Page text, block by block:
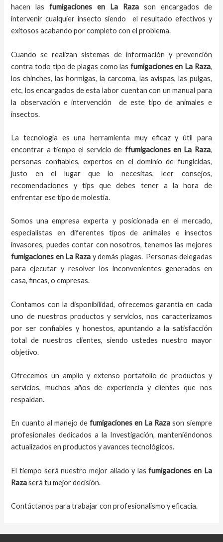
hacen las
fumigaciones en La Razason encargados de
intervenir cualquier insecto siendo el resultado efectivos y
exitosos acabando por completo con el problema.
Cuando se realizan sistemas de información y prevención
contra todo tipo de plagas como las fumigacionesen La Raza,
los chinches, las hormigas, la carcoma, las avispas, las pulgas,
etc, los encargados de esta labor cuentan con un manual para
la observación e intervención de este tipo de animales e
insectos.
La tecnología es una herramienta muy eficaz y útil para
encontrar a tiempo el servicio de ffumigaciones en La Raza,
personas confiables, expertos en el dominio de fungicidas,
justo en el lugar que lo necesitas, leer consejos,
recomendaciones y tips que debes tener a la hora de
enfrentar ese tipo de molestia.
Somos una empresa experta y posicionada en el mercado,
especialistas en diferentes tipos de animales e insectos
invasores, puedes contar con nosotros, tenemos las mejores
fumigaciones en La Raza y demás plagas. Personas delegadas
para ejecutar y resolver los inconvenientes generados en
casa, fincas, o empresas.
Contamos con la disponibilidad, ofrecemos garantía en cada
uno de nuestros productos y servicios, nos caracterizamos
por ser confiables y honestos, apuntando a la satisfacción
total de nuestros clientes, siendo ustedes nuestro mayor
objetivo.
Ofrecemos un amplio y extenso portafolio de productos y
servicios, muchos años de experiencia y clientes que nos
respaldan.
En cuanto al manejo defumigacionesen La Raza son siempre
profesionales dedicados a la Investigación, manteniéndonos
actualizados en productos y avances tecnológicos.
El tiempo será nuestro mejor aliado y las fumigaciones en La
Razaserá tu mejor decisión.
Contáctanos para trabajar con profesionalismo y eficacia.